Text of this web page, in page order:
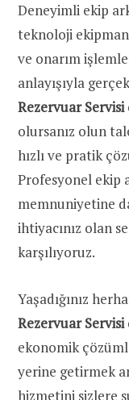
Deneyimli ekip
teknoloji
ve onarım
anlayışıyla
Rezervuar Servisi
olursanız olun
hızlı ve pratik
Profesyonel ekip
memnuniyetine
ihtiyacınız olan
karşılıyoruz.
Yaşadığınız
Rezervuar Servisi
ekonomik
yerine getirmek
hizmetini sizlere